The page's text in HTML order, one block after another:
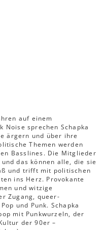
auf einem
Noise sprechen Schapka
ärgern und über ihre
Themen werden
Basslines. Die Mitglieder
das können alle, die sie
und trifft mit politischen
ins Herz. Provokante
und witzige
Zugang, queer-
und Punk. Schapka
mit Punkwurzeln, der
der 90er –